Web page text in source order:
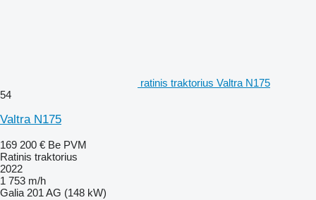
ratinis traktorius Valtra N175
54
Valtra N175
169 200 € Be PVM
Ratinis traktorius
2022
1 753 m/h
Galia 201 AG (148 kW)